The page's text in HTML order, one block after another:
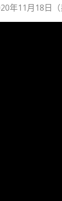
年11月18日